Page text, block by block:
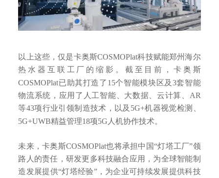
以上这些，仅是卡奥斯COSMOPlat科技赋能郑州海尔
热水器互联工厂的缩影。截至目前，卡奥斯
COSMOPlat已助其打造了15个智能模块区及3套智能
物流系统，应用了人工智能、大数据、云计算、AR
等43项行业引领制造技术，以及5G+机器视觉检测、
5G+UWB精益管理18项5G人机协作技术。
未来，卡奥斯COSMOPlat也将承担中国“灯塔工厂”领
路人的责任，研发更多科技融合应用，为全球智能制
造发展提供“灯塔经验”，为企业可持续发展提供科技